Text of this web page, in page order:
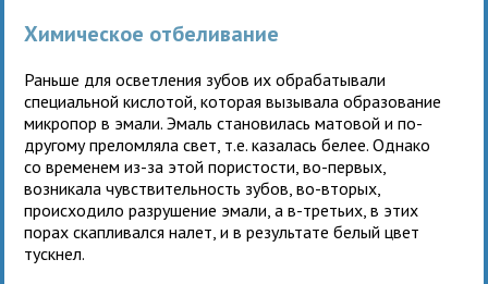
Химическое отбеливание
Раньше для осветления зубов их обрабатывали
специальной кислотой, которая вызывала образование
микропор в эмали. Эмаль становилась матовой и по-
другому преломляла свет, т.е. казалась белее. Однако
со временем из-за этой пористости, во-первых,
возникала чувствительность зубов, во-вторых,
происходило разрушение эмали, а в-третьих, в этих
порах скапливался налет, и в результате белый цвет
тускнел.